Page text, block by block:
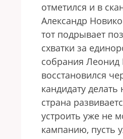
отметился и в
Александр
тот подрывает
схватки за
собрания Леонид
восстановился
кандидату
страна
устроить уже не
кампанию, пусть